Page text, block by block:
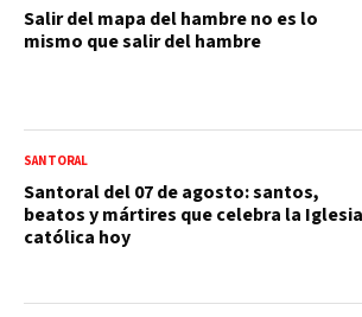
Salir del mapa del hambre no es lo
mismo que salir del hambre
SANTORAL
Santoral del 07 de agosto: santos,
beatos y mártires que celebra la Iglesia
católica hoy